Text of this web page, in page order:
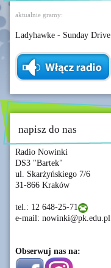
aktualnie gramy:
Ladyhawke - Sunday Drive
napisz do nas
Radio Nowinki
DS3 "Bartek"
ul. Skarżyńskiego 7/6
31-866 Kraków
tel.: 12 648-25-71
e-mail: nowinki@pk.edu.pl
Obserwuj nas na: